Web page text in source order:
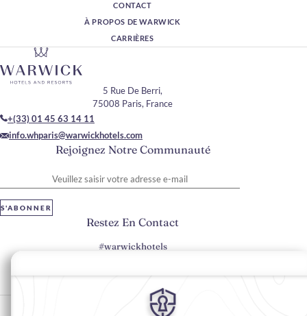
CONTACT
À PROPOS DE WARWICK
CARRIÈRES
Rejoignez Notre Communauté
S'ABONNER
5 Rue De Berri,
75008 Paris, France
+(33) 01 45 63 14 11
info.whparis@warwickhotels.com
Restez En Contact
#warwickhotels
Préférences en matière de cookies